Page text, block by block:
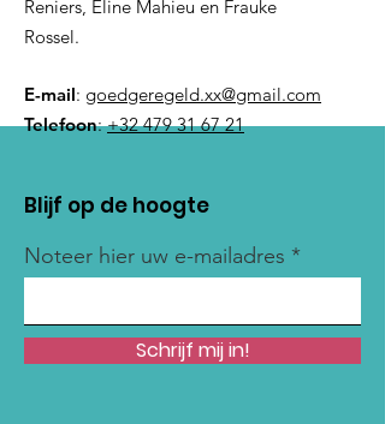
Reniers, Eline Mahieu en Frauke
Rossel.
E-mail: goedgeregeld.xx@gmail.com
Telefoon:+32 479 31 67 21
Blijf op de hoogte
Noteer hier uw e-mailadres
Schrijf mij in!